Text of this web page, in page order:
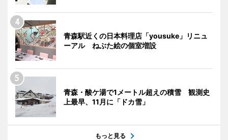
青森駅近くの日本料理店「yousuke」リニュ
ーアル ねぶた絵の個室増設
青森・酸ケ湯で1メートル超えの積雪 観測史
上最早、11月に「ドカ雪」
もっと見る